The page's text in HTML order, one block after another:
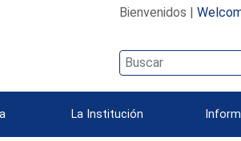
Bienvenidos |
La Institución